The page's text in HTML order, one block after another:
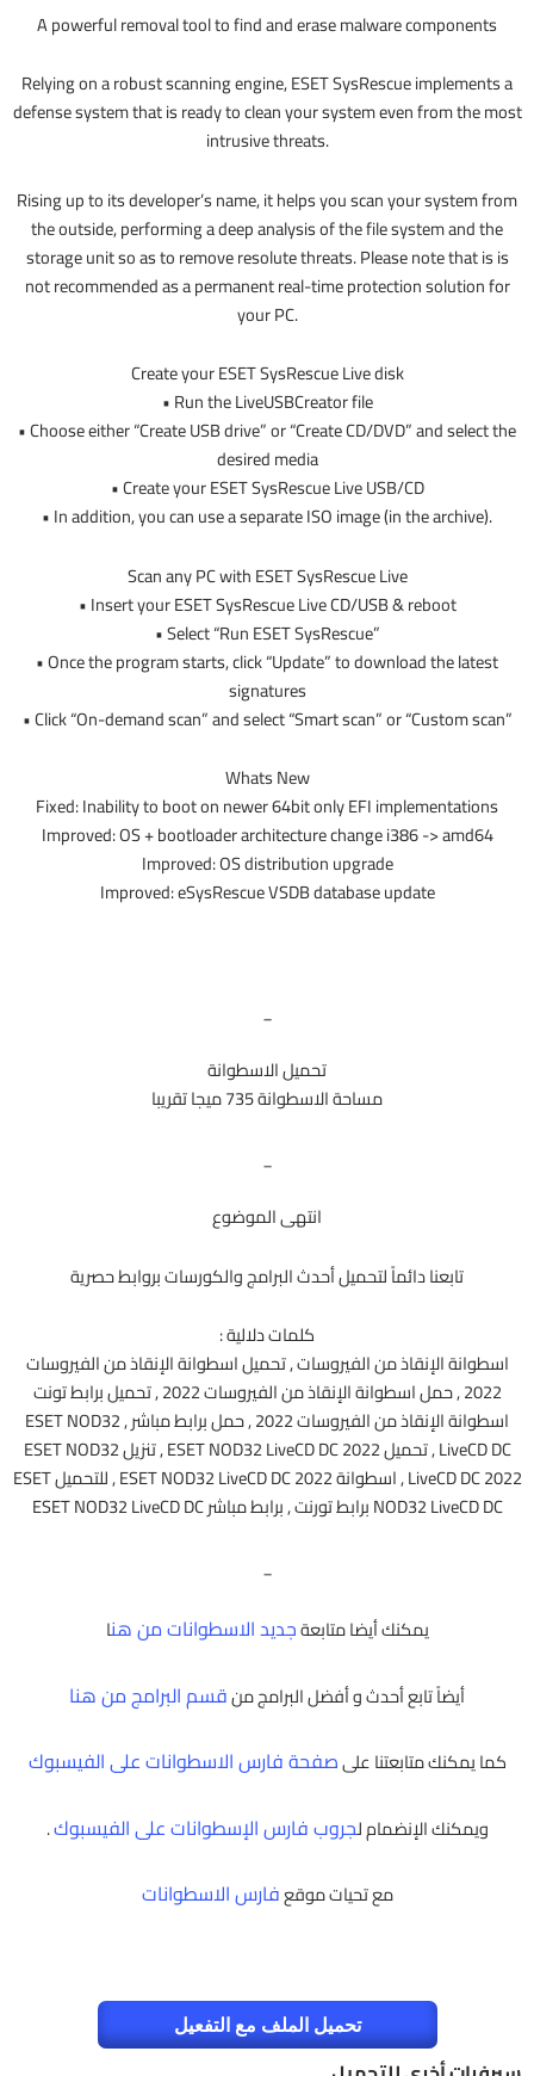
A powerful removal tool to find and erase malware components
Relying on a robust scanning engine, ESET SysRescue implements a
defense system that is ready to clean your system even from the most
intrusive threats.
Rising up to its developer’s name, it helps you scan your system from
the outside, performing a deep analysis of the file system and the
storage unit so as to remove resolute threats. Please note that is is
not recommended as a permanent real-time protection solution for
your PC.
Create your ESET SysRescue Live disk
• Run the LiveUSBCreator file
• Choose either “Create USB drive” or “Create CD/DVD” and select the
desired media
• Create your ESET SysRescue Live USB/CD
• In addition, you can use a separate ISO image (in the archive).
Scan any PC with ESET SysRescue Live
• Insert your ESET SysRescue Live CD/USB & reboot
• Select “Run ESET SysRescue”
• Once the program starts, click “Update” to download the latest
signatures
• Click “On-demand scan” and select “Smart scan” or “Custom scan”
Whats New
Fixed: Inability to boot on newer 64bit only EFI implementations
Improved: OS + bootloader architecture change i386 -> amd64
Improved: OS distribution upgrade
Improved: eSysRescue VSDB database update
_
تحميل الاسطوانة
مساحة الاسطوانة 735 ميجا تقريبا
_
انتهى الموضوع
تابعنا دائماً لتحميل أحدث البرامج والكورسات بروابط حصرية
كلمات دلالية :
اسطوانة الإنقاذ من الفيروسات , تحميل اسطوانة الإنقاذ من الفيروسات
2022 , حمل اسطوانة الإنقاذ من الفيروسات 2022 , تحميل برابط تونت
اسطوانة الإنقاذ من الفيروسات 2022 , حمل برابط مباشر , ESET NOD32
LiveCD DC , تحميل ESET NOD32 LiveCD DC 2022 , تنزيل ESET NOD32
LiveCD DC 2022 , اسطوانة ESET NOD32 LiveCD DC 2022 , للتحميل ESET
NOD32 LiveCD DC برابط تورنت , برابط مباشر ESET NOD32 LiveCD DC
_
يمكنك أيضا متابعةجديد الاسطوانات من هنا
أيضاً تابع أحدث و أفضل البرامج منقسم البرامج من هنا
كما يمكنك متابعتنا علىصفحة فارس الاسطوانات على الفيسبوك
ويمكنك الإنضمام لجروب فارس الإسطوانات على الفيسبوك.
مع تحيات موقعفارس الاسطوانات
تحميل الملف مع التفعيل